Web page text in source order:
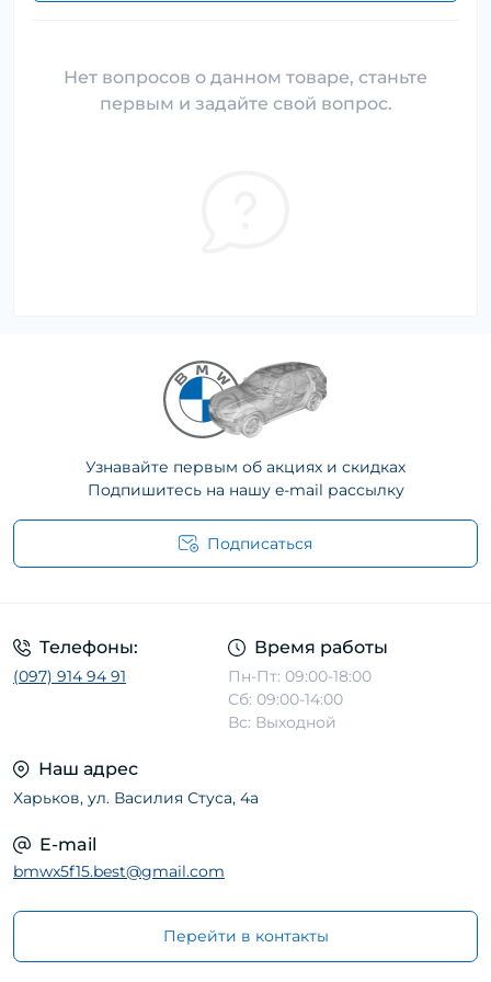
Нет вопросов о данном товаре, станьте
первым и задайте свой вопрос.
Узнавайте первым об акциях и скидках
Подпишитесь на нашу e-mail рассылку
Подписаться
Телефоны:
(097) 914 94 91
Время работы
Пн-Пт: 09:00-18:00
Сб: 09:00-14:00
Вс: Выходной
Наш адрес
Харьков, ул. Василия Стуса, 4а
E-mail
bmwx5f15.best@gmail.com
Перейти в контакты